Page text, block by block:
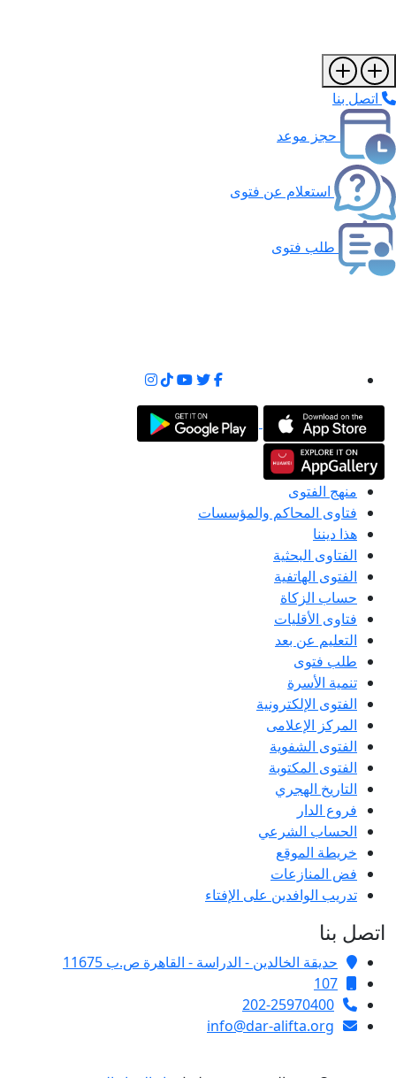
اتصل بنا
حجز موعد
استعلام عن فتوى
طلب فتوى
منهج الفتوى
فتاوى المحاكم والمؤسسات
هذا ديننا
الفتاوى البحثية
الفتوى الهاتفية
حساب الزكاة
فتاوى الأقليات
التعليم عن بعد
طلب فتوى
تنمية الأسرة
الفتوى الإلكترونية
المركز الإعلامى
الفتوى الشفوية
الفتوى المكتوبة
التاريخ الهجري
فروع الدار
الحساب الشرعي
خريطة الموقع
فض المنازعات
تدريب الوافدين على الإفتاء
اتصل بنا
حديقة الخالدين - الدراسة - القاهرة ص.ب 11675
107
202-25970400
info@dar-alifta.org